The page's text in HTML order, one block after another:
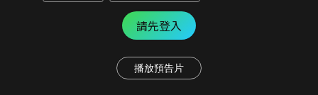
請先登入
播放預告片